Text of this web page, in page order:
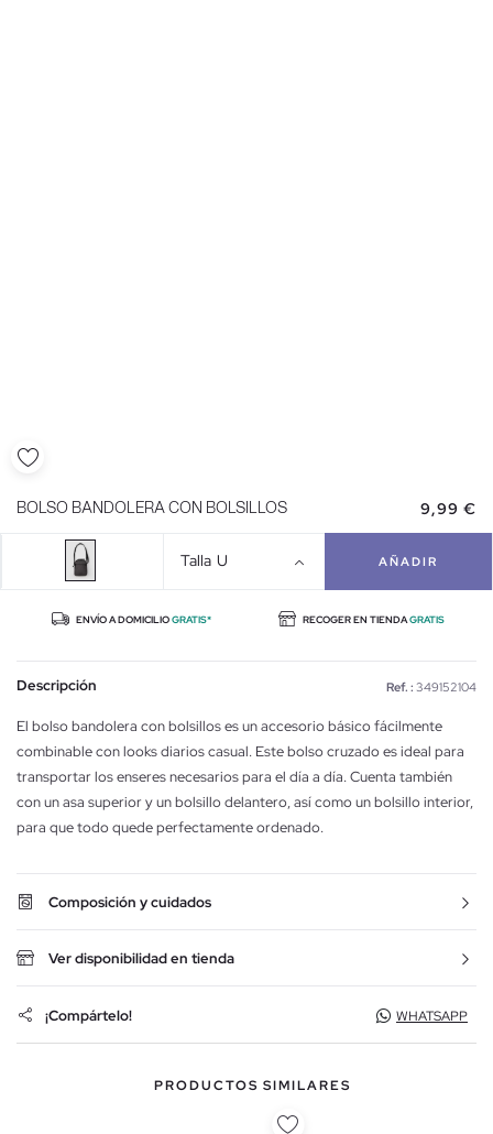
BOLSO BANDOLERA CON BOLSILLOS 9,99 €
Talla U AÑADIR
ENVÍO A DOMICILIOGRATIS* RECOGER EN TIENDAGRATIS
Descripción Ref. : 349152104
El bolso bandolera con bolsillos es un accesorio básico fácilmente
combinable con looks diarios casual. Este bolso cruzado es ideal para
transportar los enseres necesarios para el día a día. Cuenta también
con un asa superior y un bolsillo delantero, así como un bolsillo interior,
para que todo quede perfectamente ordenado.
Composición y cuidados
Ver disponibilidad en tienda
¡Compártelo! WHATSAPP
PRODUCTOS SIMILARES